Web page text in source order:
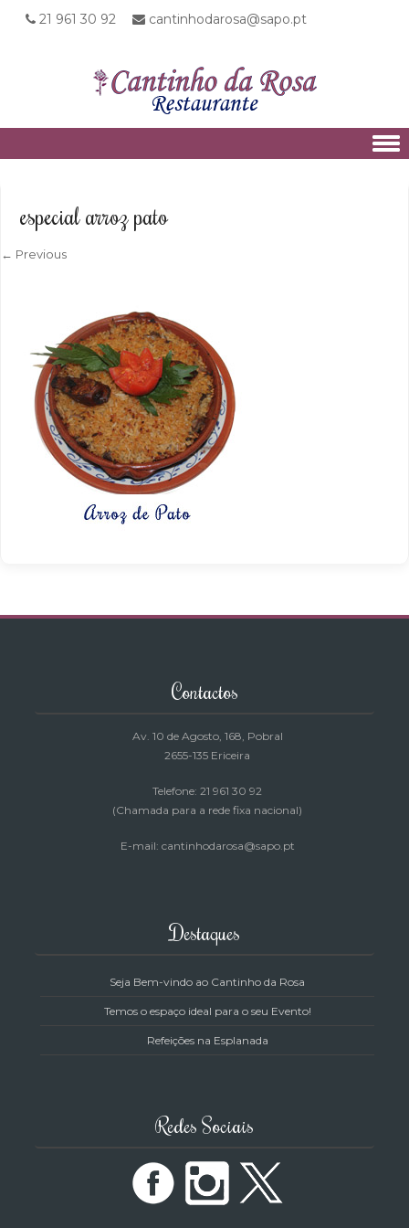
21 961 30 92 cantinhodarosa@sapo.pt
especial arroz pato
← Previous
Contactos
Av. 10 de Agosto, 168 , Pobral
2655-135 Ericeira
Telefone: 21 961 30 92
(Chamada para a rede fixa nacional)
E-mail: cantinhodarosa@sapo.pt
Destaques
Seja Bem-vindo ao Cantinho da Rosa
Temos o espaço ideal para o seu Evento!
Refeições na Esplanada
Redes Sociais